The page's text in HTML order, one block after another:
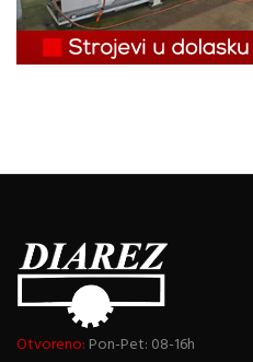
Otvoreno: Pon-Pet: 08-16h